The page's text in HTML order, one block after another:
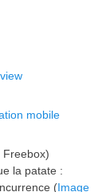
mobile
Freebox)
la patate :
(Image